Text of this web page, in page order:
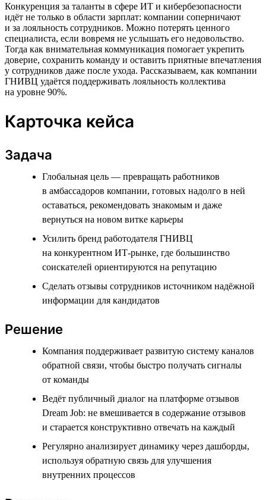
Конкуренция за таланты в сфере ИТ и кибербезопасности
идёт не только в области зарплат: компании соперничают
и за лояльность сотрудников. Можно потерять ценного
специалиста, если вовремя не услышать его недовольство.
Тогда как внимательная коммуникация помогает укрепить
доверие, сохранить команду и оставить приятные впечатления
у сотрудников даже после ухода. Рассказываем, как компании
ГНИВЦ удаётся поддерживать лояльность коллектива
на уровне 90%.
Карточка кейса
Задача
Глобальная цель — превращать работников
в амбассадоров компании, готовых надолго в ней
оставаться, рекомендовать знакомым и даже
вернуться на новом витке карьеры
Усилить бренд работодателя ГНИВЦ
на конкурентном ИТ-рынке, где большинство
соискателей ориентируются на репутацию
Сделать отзывы сотрудников источником надёжной
информации для кандидатов
Решение
Компания поддерживает развитую систему каналов
обратной связи, чтобы быстро получать сигналы
от команды
Ведёт публичный диалог на платформе отзывов
Dream Job: не вмешивается в содержание отзывов
и старается конструктивно отвечать на каждый
Регулярно анализирует динамику через дашборды,
используя обратную связь для улучшения
внутренних процессов